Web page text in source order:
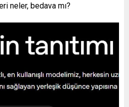
neler, bedava mı?